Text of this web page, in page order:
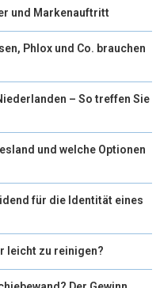
und Markenauftritt
Phlox und Co. brauchen
– So treffen Sie
und welche Optionen
für die Identität eines
leicht zu reinigen?